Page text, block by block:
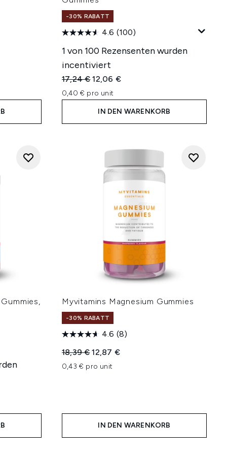
-30% RABATT
4.6 (100)
1 von 100 Rezensenten wurden
incentiviert
Unverbindliche Preisempfehlung:
17,24 €Aktueller Preis:
12,06 €
0,40 € pro unit
IN DEN WARENKORB
Myvitamins Magnesium Gummies
-30% RABATT
4.6 (8)
Unverbindliche Preisempfehlung:
18,39 €Aktueller Preis:
12,87 €
0,43 € pro unit
IN DEN WARENKORB